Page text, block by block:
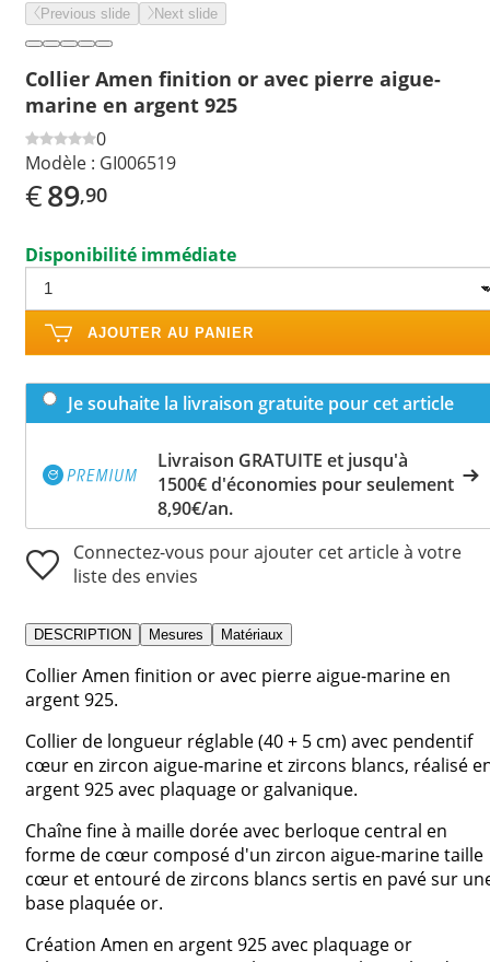
Previous slide Next slide
Collier Amen finition or avec pierre aigue-
marine en argent 925
0
Modèle : GI006519
€89,90
Disponibilité immédiate
AJOUTER AU PANIER
Je souhaite la livraison gratuite pour cet article
Livraison GRATUITE et jusqu'à
1500€ d'économies pour seulement
8,90€/an.
Connectez-vous pour ajouter cet article à votre
liste des envies
DESCRIPTION Mesures Matériaux
Collier Amen finition or avec pierre aigue-marine en
argent 925.
Collier de longueur réglable (40 + 5 cm) avec pendentif
cœur en zircon aigue-marine et zircons blancs, réalisé
argent 925 avec plaquage or galvanique.
Chaîne fine à maille dorée avec berloque central en
forme de cœur composé d'un zircon aigue-marine taille
cœur et entouré de zircons blancs sertis en pavé sur
base plaquée or.
Création Amen en argent 925 avec plaquage or